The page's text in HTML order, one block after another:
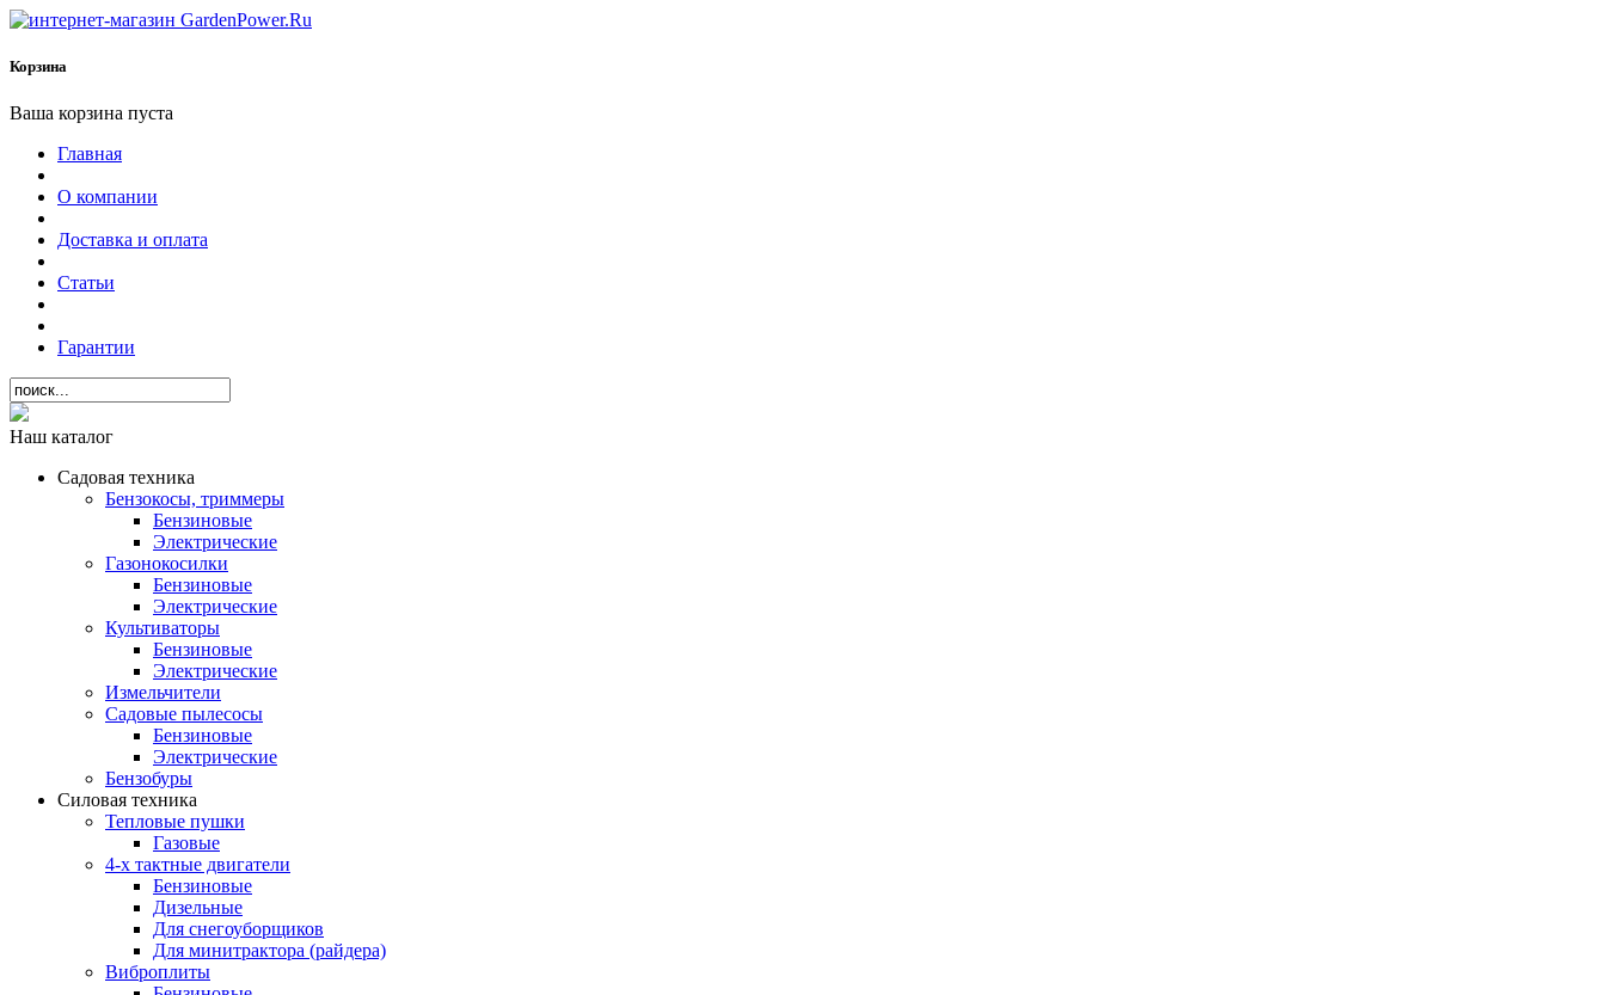
Корзина
Ваша корзина пуста
Главная
О компании
Доставка и оплата
Статьи
Гарантии
Наш каталог
Садовая техника
Бензокосы, триммеры
Бензиновые
Электрические
Газонокосилки
Бензиновые
Электрические
Культиваторы
Бензиновые
Электрические
Измельчители
Садовые пылесосы
Бензиновые
Электрические
Бензобуры
Силовая техника
Тепловые пушки
Газовые
4-х тактные двигатели
Бензиновые
Дизельные
Для снегоуборщиков
Для минитрактора (райдера)
Виброплиты